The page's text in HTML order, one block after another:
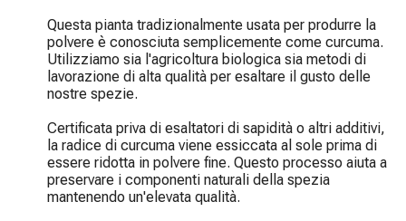
Questa pianta tradizionalmente usata per produrre la
polvere è conosciuta semplicemente come curcuma.
Utilizziamo sia l'agricoltura biologica sia metodi di
lavorazione di alta qualità per esaltare il gusto delle
nostre spezie.
Certificata priva di esaltatori di sapidità o altri additivi,
la radice di curcuma viene essiccata al sole prima di
essere ridotta in polvere fine. Questo processo aiuta a
preservare i componenti naturali della spezia
mantenendo un'elevata qualità.